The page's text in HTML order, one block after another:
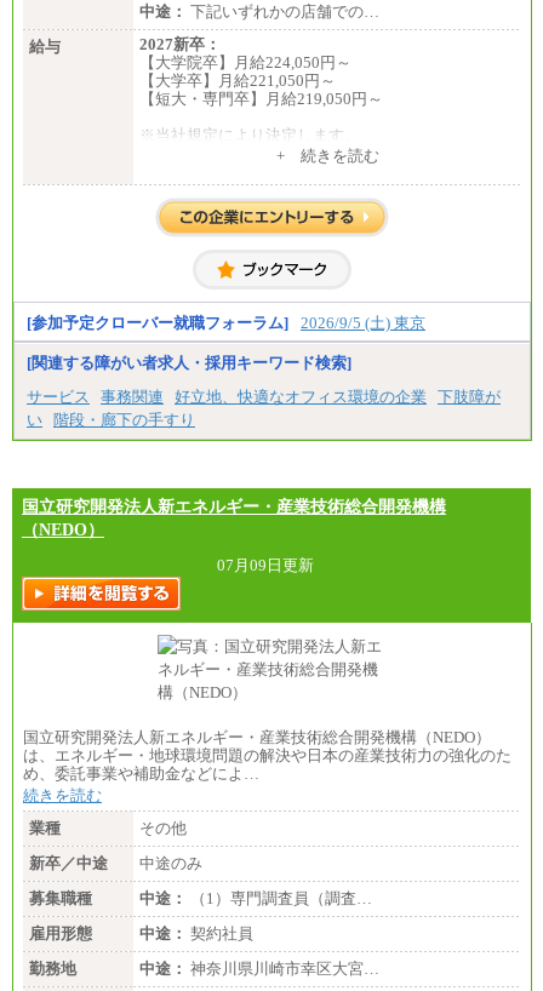
中途： 下記いずれかの店舗での…
給与
2027新卒：
【大学院卒】月給224,050円～
【大学卒】月給221,050円～
【短大・専門卒】月給219,050円～
※当社規定により決定します。
※試用期間中も給与に変更はございません。
0円）が含まれます。
月給216,050円～
※年齢・経験等を考慮し決定します
※試用期間中も給与に変更はございません。
※昇給昇格年1回
+ 続きを読む
[参加予定クローバー就職フォーラム] 2026/9/5 (土) 東京
[関連する障がい者求人・採用キーワード検索]
サービス
事務関連 好立地、快適なオフィス環境の企業
下肢障が
い 階段・廊下の手すり
国立研究開発法人新エネルギー・産業技術総合開発機構
（NEDO）
07月09日更新
国立研究開発法人新エネルギー・産業技術総合開発機構（NEDO）
は、エネルギー・地球環境問題の解決や日本の産業技術力の強化のた
め、委託事業や補助金などによ…
続きを読む
業種
その他
新卒／中途
中途のみ
募集職種
中途：
（1）専門調査員（調査…
雇用形態
中途： 契約社員
勤務地
中途： 神奈川県川崎市幸区大宮…